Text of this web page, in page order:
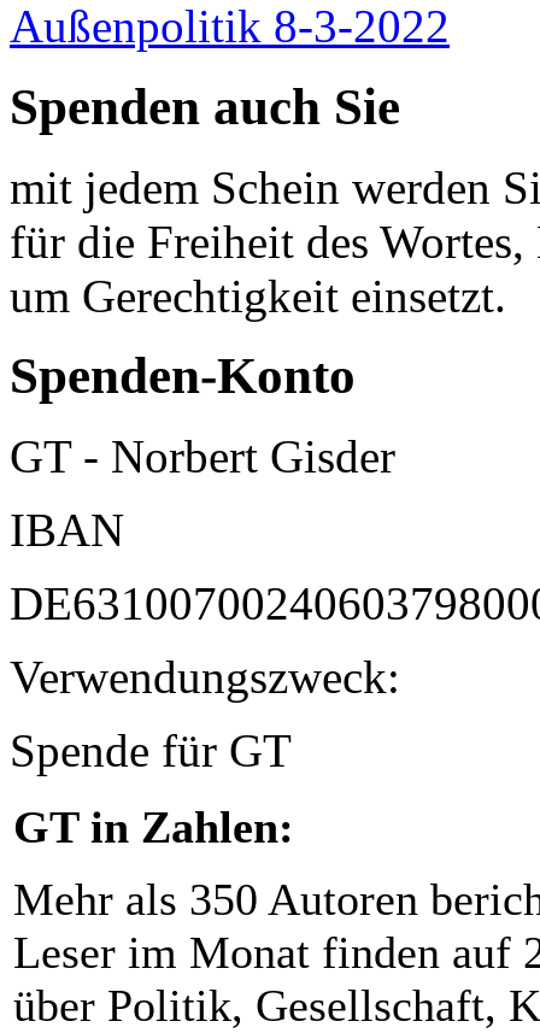
Außenpolitik 8-3-2022
Spenden auch Sie
mit jedem Schein werden
für die Freiheit des
um Gerechtigkeit einsetzt.
Spenden-Konto
GT - Norbert Gisder
IBAN
Verwendungszweck:
Spende für GT
GT in Zahlen:
Mehr als 350 Autoren
Leser im Monat finden auf
über Politik, Gesellschaft,